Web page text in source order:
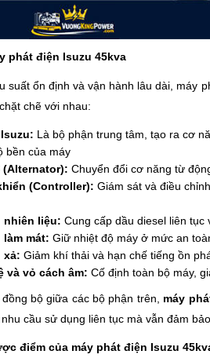
phát điện Isuzu 45kva
suất ổn định và vận hành lâu dài, máy
chẽ với nhau:
Là bộ phận trung tâm, tạo ra cơ
bền của máy
Chuyển đổi cơ năng từ
(Controller): Giám sát và điều
nhiên liệu: Cung cấp dầu diesel liên
làm mát: Giữ nhiệt độ máy ở mức an
xả: Giảm khí thải và hạn chế tiếng ồn
và vỏ cách âm: Cố định toàn bộ máy,
bộ giữa các bộ phận trên, máy
cầu sử dụng liên tục mà vẫn đảm
điểm của máy phát điện Isuzu